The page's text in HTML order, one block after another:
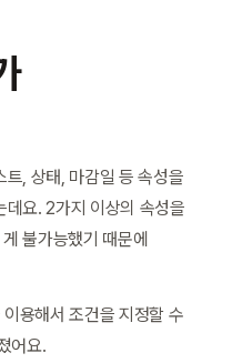
, 상태, 마감일 등 속성을
데요. 2가지 이상의 속성을
불가능했기 때문에
용해서 조건을 지정할 수
어요.